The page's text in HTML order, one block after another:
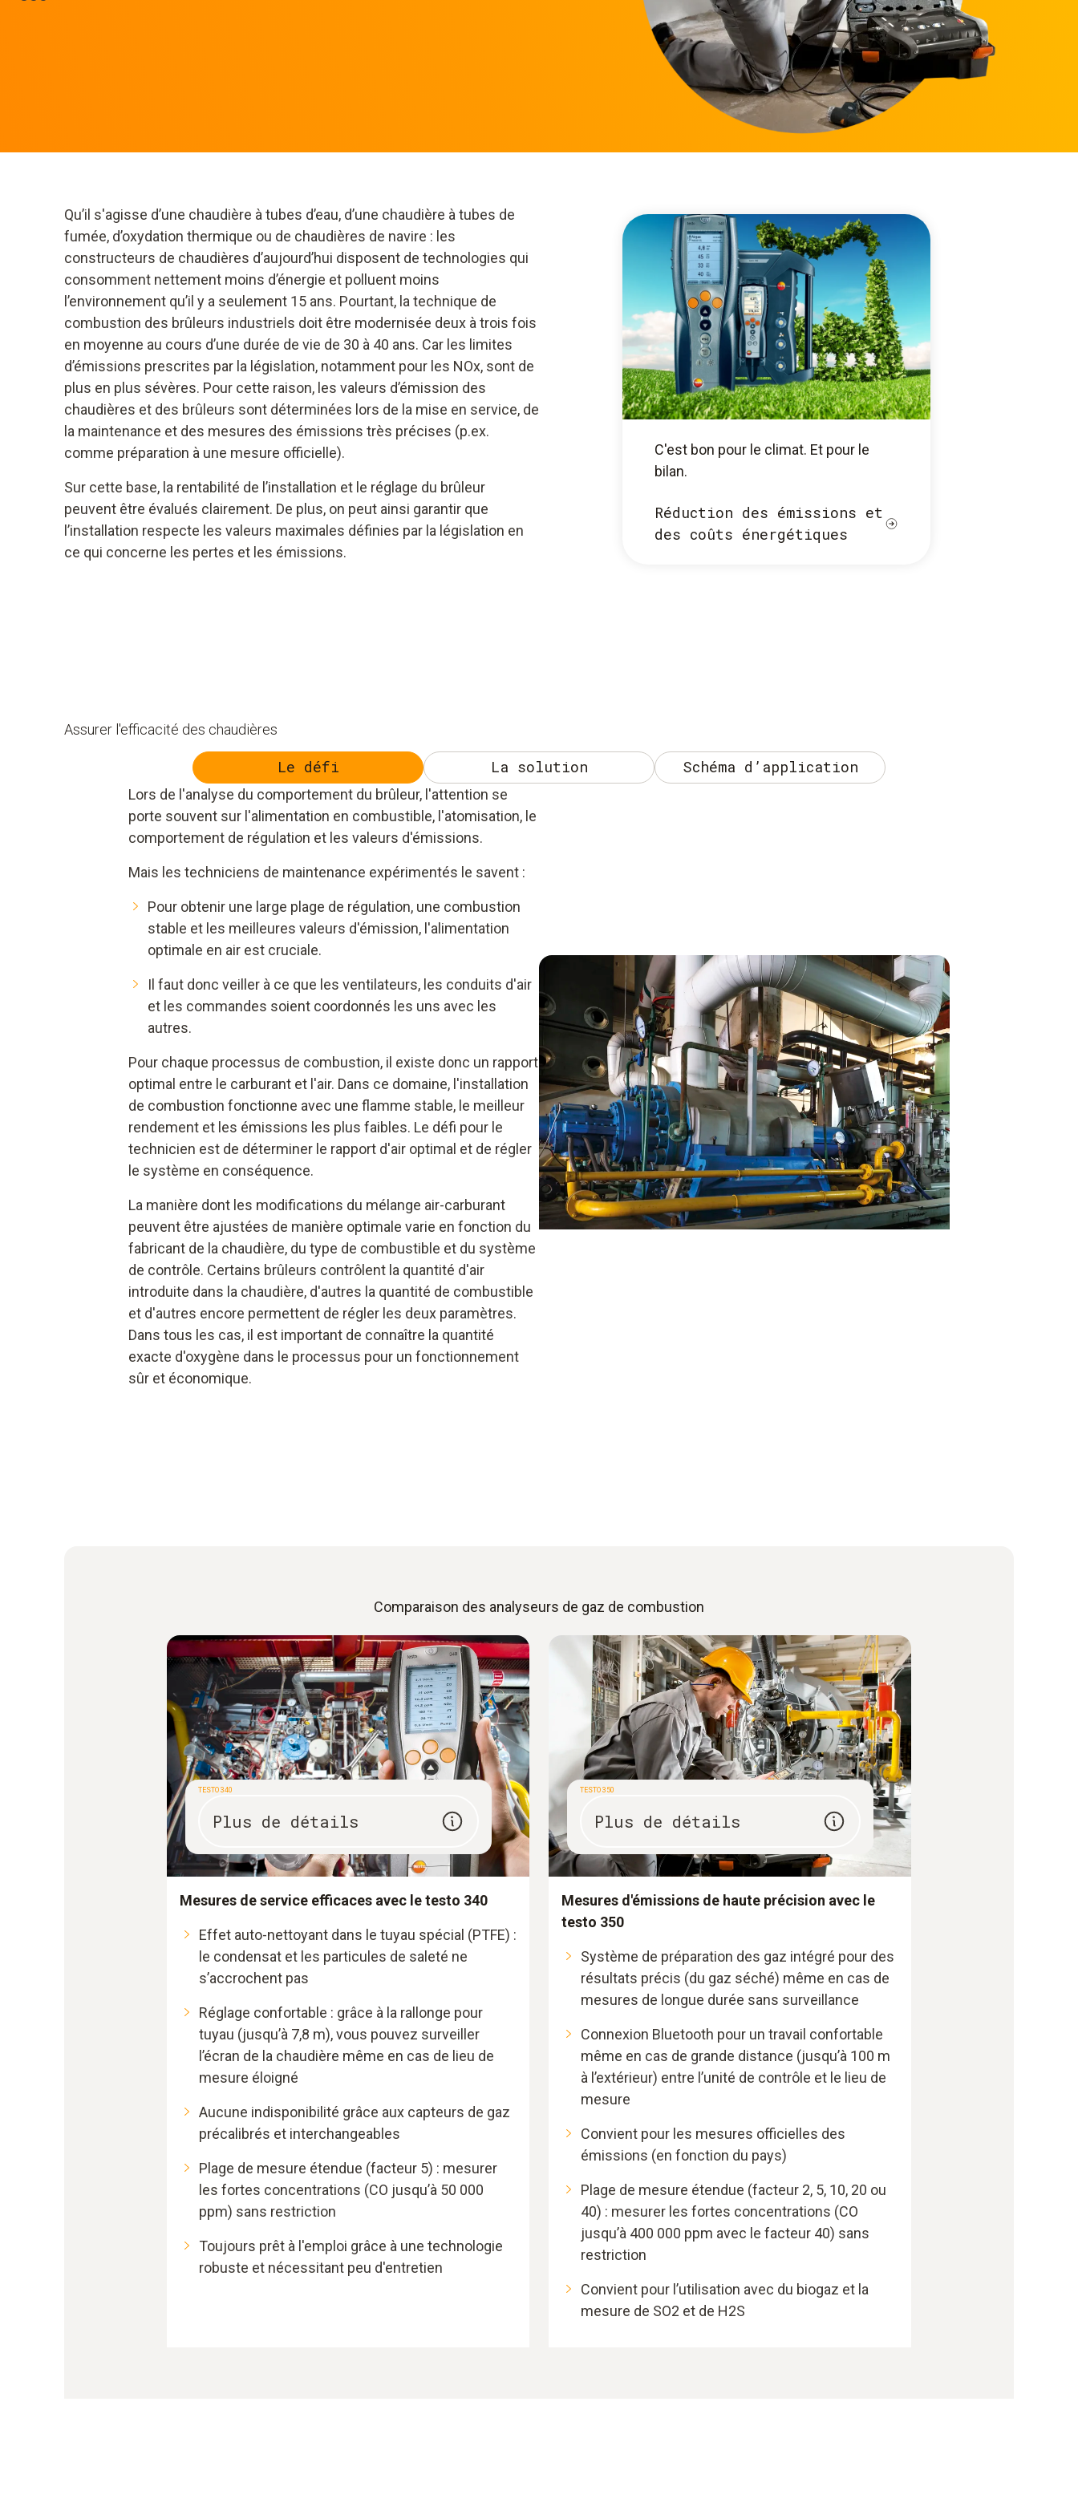
Qu’il s'agisse d’une chaudière à tubes d’eau, d’une chaudière à tubes de
fumée, d’oxydation thermique ou de chaudières de navire : les
constructeurs de chaudières d’aujourd’hui disposent de technologies qui
consomment nettement moins d’énergie et polluent moins
l’environnement qu’il y a seulement 15 ans. Pourtant, la technique de
combustion des brûleurs industriels doit être modernisée deux à trois fois
en moyenne au cours d’une durée de vie de 30 à 40 ans. Car les limites
d’émissions prescrites par la législation, notamment pour les NOx, sont de
plus en plus sévères. Pour cette raison, les valeurs d’émission des
chaudières et des brûleurs sont déterminées lors de la mise en service, de
la maintenance et des mesures des émissions très précises (p.ex.
comme préparation à une mesure officielle).
Sur cette base, la rentabilité de l’installation et le réglage du brûleur
peuvent être évalués clairement. De plus, on peut ainsi garantir que
l’installation respecte les valeurs maximales définies par la législation en
ce qui concerne les pertes et les émissions.
C'est bon pour le climat. Et pour le
bilan.
Réduction des émissions et
des coûts énergétiques
Assurer l'efficacité des chaudières
Le défi La solution Schéma d’application
Lors de l'analyse du comportement du brûleur, l'attention se
porte souvent sur l'alimentation en combustible, l'atomisation, le
comportement de régulation et les valeurs d'émissions.
Mais les techniciens de maintenance expérimentés le savent :
Pour obtenir une large plage de régulation, une combustion
stable et les meilleures valeurs d'émission, l'alimentation
optimale en air est cruciale.
Il faut donc veiller à ce que les ventilateurs, les conduits d'air
et les commandes soient coordonnés les uns avec les
autres.
Pour chaque processus de combustion, il existe donc un rapport
optimal entre le carburant et l'air. Dans ce domaine, l'installation
de combustion fonctionne avec une flamme stable, le meilleur
rendement et les émissions les plus faibles. Le défi pour le
technicien est de déterminer le rapport d'air optimal et de régler
le système en conséquence.
La manière dont les modifications du mélange air-carburant
peuvent être ajustées de manière optimale varie en fonction du
fabricant de la chaudière, du type de combustible et du système
de contrôle. Certains brûleurs contrôlent la quantité d'air
introduite dans la chaudière, d'autres la quantité de combustible
et d'autres encore permettent de régler les deux paramètres.
Dans tous les cas, il est important de connaître la quantité
exacte d'oxygène dans le processus pour un fonctionnement
sûr et économique.
Comparaison des analyseurs de gaz de combustion
TESTO 340
Plus de détails
Mesures de service efficaces avec le testo 340
Effet auto-nettoyant dans le tuyau spécial (PTFE) :
le condensat et les particules de saleté ne
s’accrochent pas
Réglage confortable : grâce à la rallonge pour
tuyau (jusqu’à 7,8 m), vous pouvez surveiller
l’écran de la chaudière même en cas de lieu de
mesure éloigné
Aucune indisponibilité grâce aux capteurs de gaz
précalibrés et interchangeables
Plage de mesure étendue (facteur 5) : mesurer
les fortes concentrations (CO jusqu’à 50 000
ppm) sans restriction
Toujours prêt à l'emploi grâce à une technologie
robuste et nécessitant peu d'entretien
TESTO 350
Plus de détails
Mesures d'émissions de haute précision avec le
testo 350
Système de préparation des gaz intégré pour des
résultats précis (du gaz séché) même en cas de
mesures de longue durée sans surveillance
Connexion Bluetooth pour un travail confortable
même en cas de grande distance (jusqu’à 100 m
à l’extérieur) entre l’unité de contrôle et le lieu de
mesure
Convient pour les mesures officielles des
émissions (en fonction du pays)
Plage de mesure étendue (facteur 2, 5, 10, 20 ou
40) : mesurer les fortes concentrations (CO
jusqu’à 400 000 ppm avec le facteur 40) sans
restriction
Convient pour l’utilisation avec du biogaz et la
mesure de SO2 et de H2S